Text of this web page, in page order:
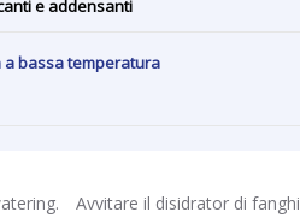
e addensanti
a bassa temperatura
Avvitare il disidrator di fanghi